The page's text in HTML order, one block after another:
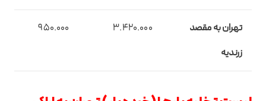
تهران به مقصد
زرندیه
3.420.000
950.000